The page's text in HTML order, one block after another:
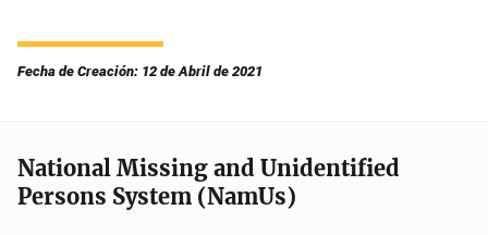
Fecha de Creación: 12 de Abril de 2021
National Missing and Unidentified
Persons System (NamUs)